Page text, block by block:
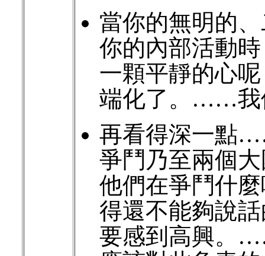
當你的無明的
你的內部活動
一顆平靜的心
端化了。……我
再看得深一點
爭鬥乃至兩個
他們在爭鬥什
得還不能夠說
要感到高興。